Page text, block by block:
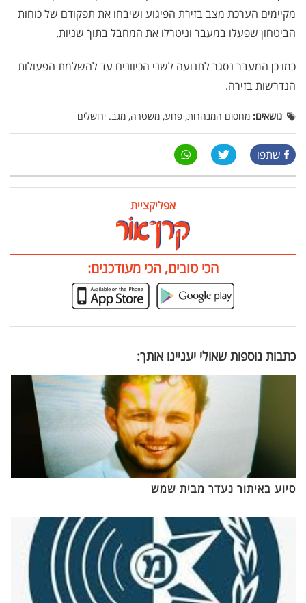
מקיימים הערכת מצב בזירת הפיגוע ושיבחו את תפקודם של כוחות
הביטחון שפעלו במעבר וניטרלו את המחבל בתוך שניות.
כמו כן המעבר נסגר לתנועה לשני הכיוונים עד להשלמת הפעולות
הנדרשות בזירה.
נושאים: מחסום המנהרות, פחע, משטרה, מגב. ירושלים
שתפו
אפליקציית
הכי טובים, הכי מעודכנים:
כתבות נוספות שאולי יעניינו אותך:
סיוע באיתור נעדר מבית שמש